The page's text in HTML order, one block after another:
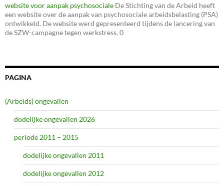
website voor aanpak psychosociale De Stichting van de Arbeid heeft
een website over de aanpak van psychosociale arbeidsbelasting (PSA)
ontwikkeld. De website werd gepresenteerd tijdens de lancering van
de SZW-campagne tegen werkstress. 0
PAGINA
(Arbeids) ongevallen
dodelijke ongevallen 2026
periode 2011 – 2015
dodelijke ongevallen 2011
dodelijke ongevallen 2012